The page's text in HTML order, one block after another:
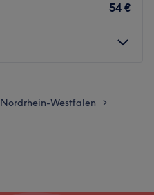
54 €
09:00 –
18:00
Nordrhein-Westfalen >